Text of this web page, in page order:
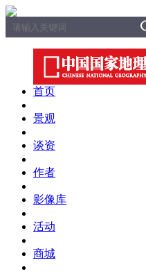
首页
景观
谈资
作者
影像库
活动
商城